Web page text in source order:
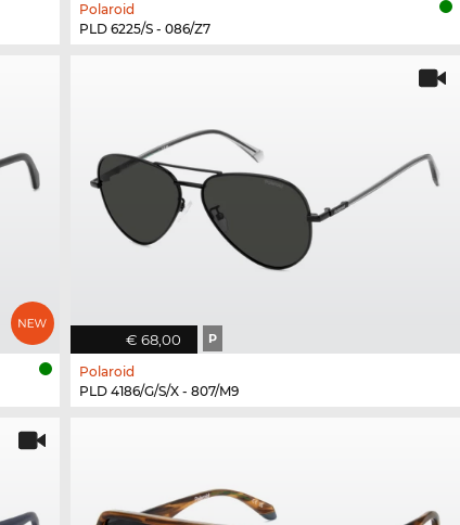
Polaroid
PLD 6225/S - 086/Z7
€ 68,00 P
Polaroid
PLD 4186/G/S/X - 807/M9